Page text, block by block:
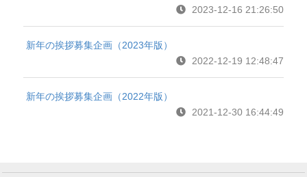
2023-12-16 21:26:50
新年の挨拶募集企画（2023年版）
2022-12-19 12:48:47
新年の挨拶募集企画（2022年版）
2021-12-30 16:44:49